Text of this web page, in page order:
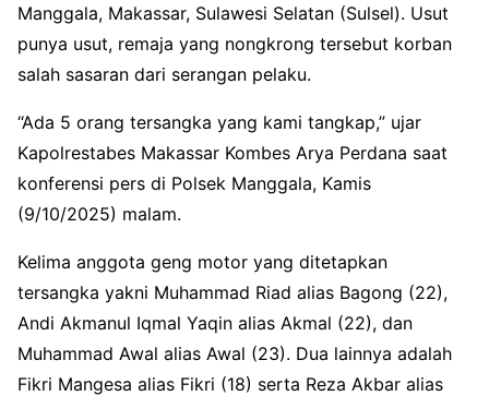
Manggala, Makassar, Sulawesi Selatan (Sulsel). Usut
punya usut, remaja yang nongkrong tersebut korban
salah sasaran dari serangan pelaku.
“Ada 5 orang tersangka yang kami tangkap,” ujar
Kapolrestabes Makassar Kombes Arya Perdana saat
konferensi pers di Polsek Manggala, Kamis
(9/10/2025) malam.
Kelima anggota geng motor yang ditetapkan
tersangka yakni Muhammad Riad alias Bagong (22),
Andi Akmanul Iqmal Yaqin alias Akmal (22), dan
Muhammad Awal alias Awal (23). Dua lainnya adalah
Fikri Mangesa alias Fikri (18) serta Reza Akbar alias